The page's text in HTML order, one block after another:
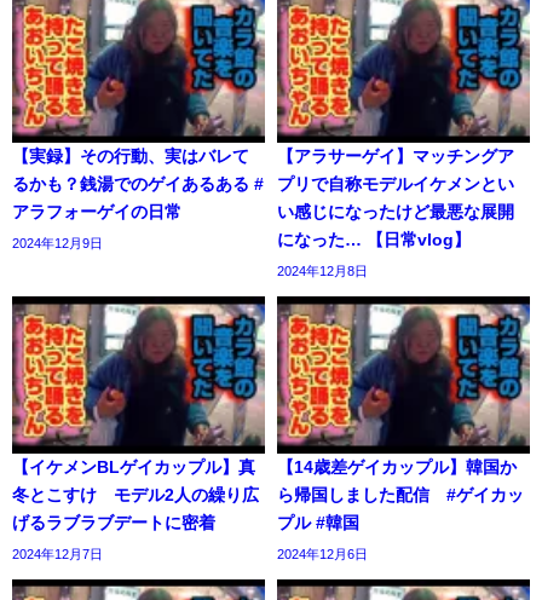
【実録】その行動、実はバレて
るかも？銭湯でのゲイあるある #
アラフォーゲイの日常
2024年12月9日
【アラサーゲイ】マッチングア
プリで自称モデルイケメンとい
い感じになったけど最悪な展開
になった… 【日常vlog】
2024年12月8日
【イケメンBLゲイカップル】真
冬とこすけ モデル2人の繰り広
げるラブラブデートに密着
2024年12月7日
【14歳差ゲイカップル】韓国か
ら帰国しました配信 #ゲイカッ
プル #韓国
2024年12月6日